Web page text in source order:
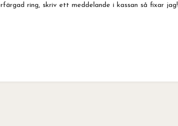
ring, skriv ett meddelande i kassan så fixar jag!